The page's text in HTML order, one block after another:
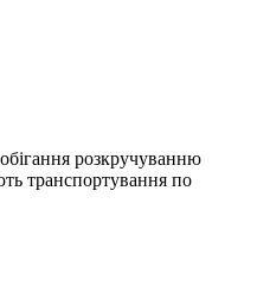
розкручуванню
транспортування по